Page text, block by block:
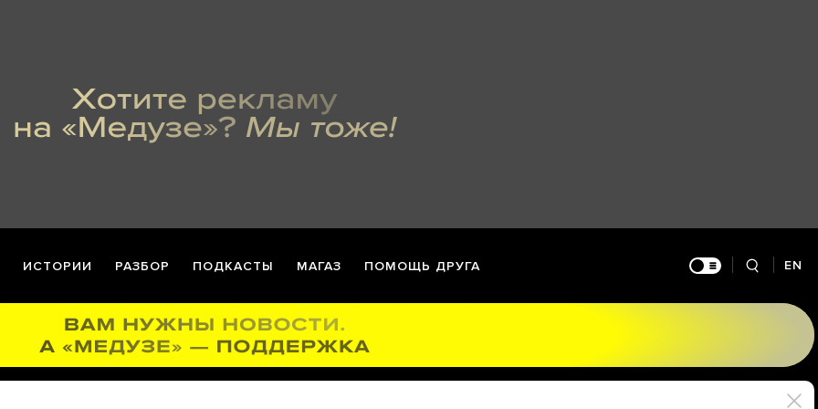
ИСТОРИИ РАЗБОР ПОДКАСТЫ МАГАЗ ПОМОЩЬ ДРУГА EN